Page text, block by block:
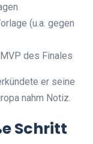
(u.a. gegen
des Finales
er seine
nahm Notiz.
Schritt